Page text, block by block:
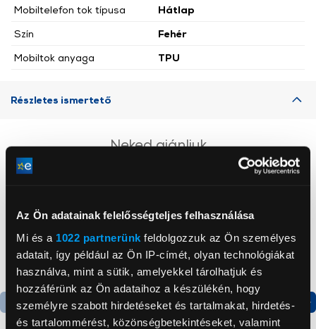
Az Ön adatainak felelősségteljes felhasználása
Mi és a 1022 partnerünk feldolgozzuk az Ön személyes
adatait, így például az Ön IP-címét, olyan technológiákat
használva, mint a sütik, amelyekkel tárolhatjuk és
hozzáférünk az Ön adataihoz a készülékén, hogy
személyre szabott hirdetéseket és tartalmakat, hirdetés-
és tartalommérést, közönségbetekintéseket, valamint
Mobiltelefon tok típusa
Hátlap
Szín
Fehér
Mobiltok anyaga
TPU
Részletes ismertető
Neked ajánljuk
Termék adatlap Termék adatlap